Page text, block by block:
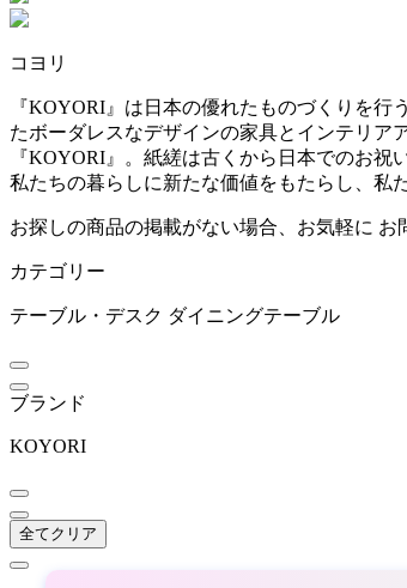
ARUNAi
アルナイ
AZUMAYA
アズマヤ
ボーコンセプト
バイインテリアズ
コヨリ
『KOYORI』は日本の優れたものづくりを
たボーダレスなデザインの家具とインテリア
『KOYORI』。紙縒は古くから日本でのお
私たちの暮らしに新たな価値をもたらし、私
お探しの商品の掲載がない場合、お気軽に お
カテゴリー
テーブル・デスク ダイニングテーブル
ブランド
KOYORI
全てクリア